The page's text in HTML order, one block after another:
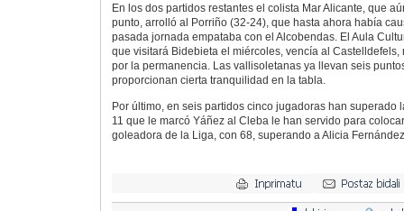
En los dos partidos restantes el colista Mar Alicante, que
punto, arrolló al Porriño (32-24), que hasta ahora había
pasada jornada empataba con el Alcobendas. El Aula
que visitará Bidebieta el miércoles, vencía al
por la permanencia. Las vallisoletanas ya llevan seis
proporcionan cierta tranquilidad en la tabla.
Por último, en seis partidos cinco jugadoras han superado
11 que le marcó Yáñez al Cleba le han servido para
goleadora de la Liga, con 68, superando a Alicia